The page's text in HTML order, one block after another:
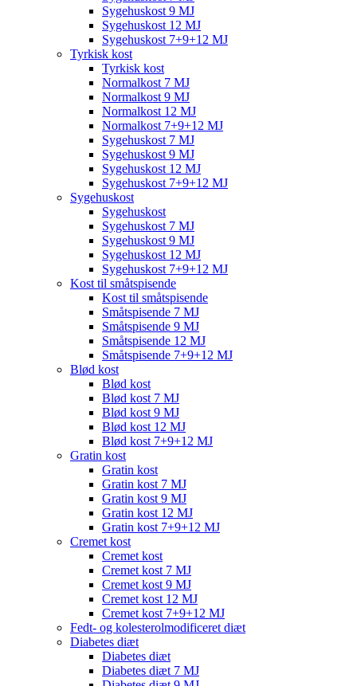
Sygehuskost 9 MJ
Sygehuskost 12 MJ
Sygehuskost 7+9+12 MJ
Tyrkisk kost
Tyrkisk kost
Normalkost 7 MJ
Normalkost 9 MJ
Normalkost 12 MJ
Normalkost 7+9+12 MJ
Sygehuskost 7 MJ
Sygehuskost 9 MJ
Sygehuskost 12 MJ
Sygehuskost 7+9+12 MJ
Sygehuskost
Sygehuskost
Sygehuskost 7 MJ
Sygehuskost 9 MJ
Sygehuskost 12 MJ
Sygehuskost 7+9+12 MJ
Kost til småtspisende
Kost til småtspisende
Småtspisende 7 MJ
Småtspisende 9 MJ
Småtspisende 12 MJ
Småtspisende 7+9+12 MJ
Blød kost
Blød kost
Blød kost 7 MJ
Blød kost 9 MJ
Blød kost 12 MJ
Blød kost 7+9+12 MJ
Gratin kost
Gratin kost
Gratin kost 7 MJ
Gratin kost 9 MJ
Gratin kost 12 MJ
Gratin kost 7+9+12 MJ
Cremet kost
Cremet kost
Cremet kost 7 MJ
Cremet kost 9 MJ
Cremet kost 12 MJ
Cremet kost 7+9+12 MJ
Fedt- og kolesterolmodificeret diæt
Diabetes diæt
Diabetes diæt
Diabetes diæt 7 MJ